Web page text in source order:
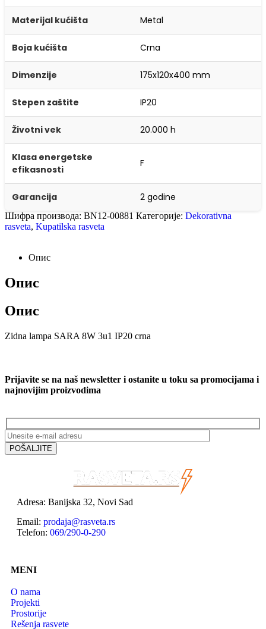
Materijal kućišta Metal
Boja kućišta Crna
Dimenzije 175x120x400 mm
Stepen zaštite IP20
Životni vek 20.000 h
Klasa energetske
efikasnosti
F
Garancija 2 godine
Шифра производа: BN12-00881 Категорије: Dekorativna
rasveta, Kupatilska rasveta
Опис
Опис
Опис
Zidna lampa SARA 8W 3u1 IP20 crna
Prijavite se na naš newsletter i ostanite u toku sa promocijama i
najnovijim proizvodima
Adresa: Banijska 32, Novi Sad
Email: prodaja@rasveta.rs
Telefon: 069/290-0-290
MENI
O nama
Projekti
Prostorije
Rešenja rasvete